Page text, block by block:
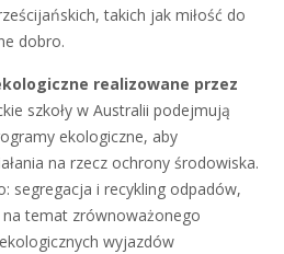
takich jak miłość do
dobro.
realizowane przez
szkoły w Australii podejmują
ekologiczne, aby
na rzecz ochrony środowiska.
segregacja i recykling odpadów,
temat zrównoważonego
wyjazdów